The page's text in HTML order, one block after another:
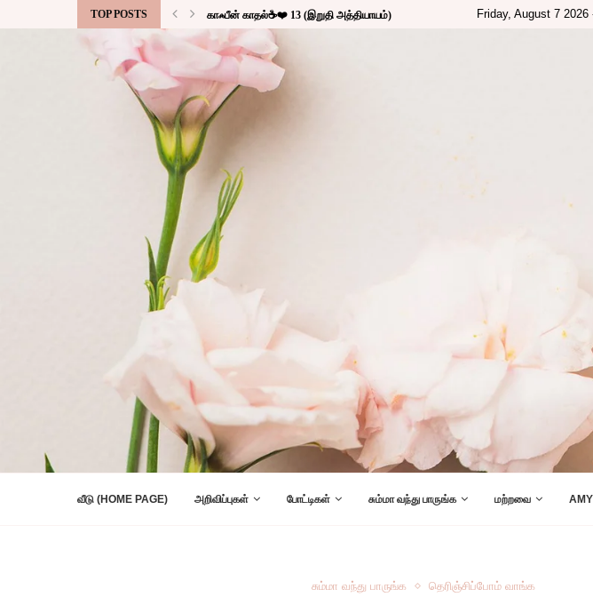
TOP POSTS காஃபீன் காதல்☕❤️ 13 (இறுதி அத்தியாயம்) Friday, August 7 2026
வீடு (HOME PAGE) அறிவிப்புகள் போட்டிகள் சும்மா வந்து பாருங்க மற்றவை
சும்மா வந்து பாருங்க தெரிஞ்சிப்போம் வாங்க